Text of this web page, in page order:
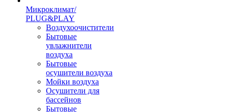
Микроклимат/
PLUG&PLAY
Воздухоочистители
Бытовые
увлажнители
воздуха
Бытовые
осушители воздуха
Мойки воздуха
Осушители для
бассейнов
Бытовые